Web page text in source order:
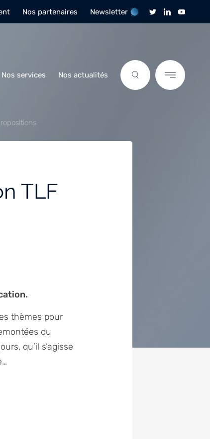
Nos partenaires Newsletter
Nos services Nos actualités
TLF
thèmes pour
du
qu’il s’agisse